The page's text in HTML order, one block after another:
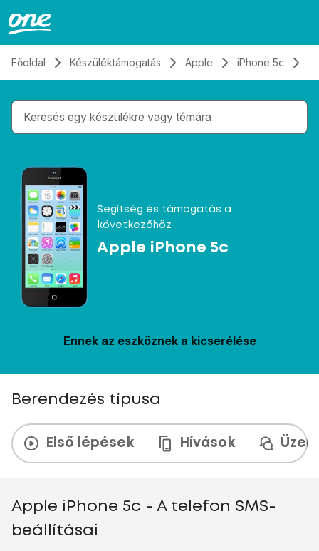
Főoldal Készüléktámogatás Apple iPhone 5c
Gépelés közben megjelennek a keresési
Segítség és támogatás a
következőhöz
Apple iPhone 5c
Ennek az eszköznek a kicserélése
Berendezés típusa
Első lépések Hívások
Apple iPhone 5c - A telefon SMS-
beállításai